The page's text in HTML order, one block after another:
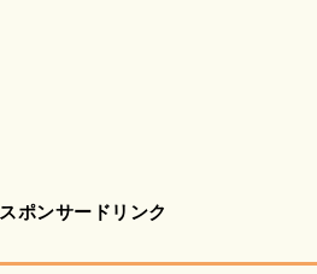
スポンサードリンク